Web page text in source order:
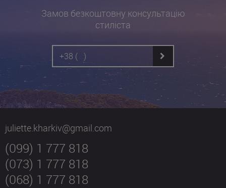
Замов безкоштовну консультацію
стиліста
juliette.kharkiv@gmail.com
(099) 1 777 818
(073) 1 777 818
(068) 1 777 818